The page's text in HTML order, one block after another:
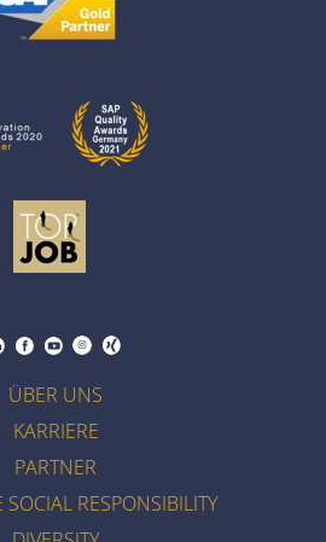
ÜBER UNS
KARRIERE
PARTNER
SOCIAL RESPONSIBILITY